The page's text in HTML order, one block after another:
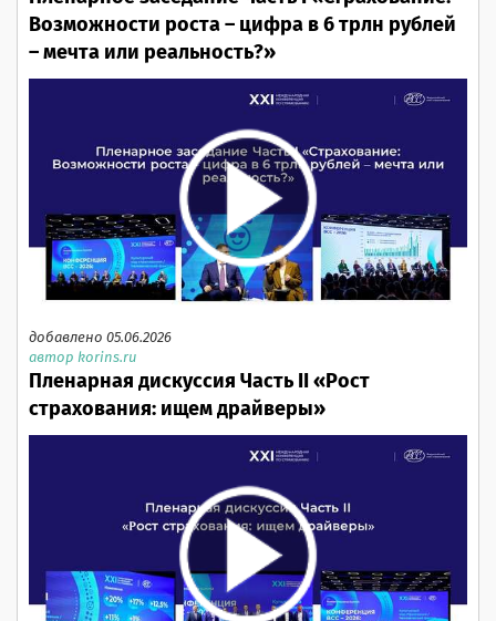
Возможности роста – цифра в 6 трлн рублей
– мечта или реальность?»
добавлено 05.06.2026
автор korins.ru
Пленарная дискуссия Часть II «Рост
страхования: ищем драйверы»